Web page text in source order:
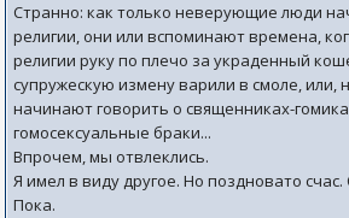
Странно: как только неверующие люди
религии, они или вспоминают времена,
религии руку по плечо за украденный
супружескую измену варили в смоле, или,
начинают говорить о священниках-
гомосексуальные браки...
Впрочем, мы отвлеклись.
Я имел в виду другое. Но поздновато
Пока.